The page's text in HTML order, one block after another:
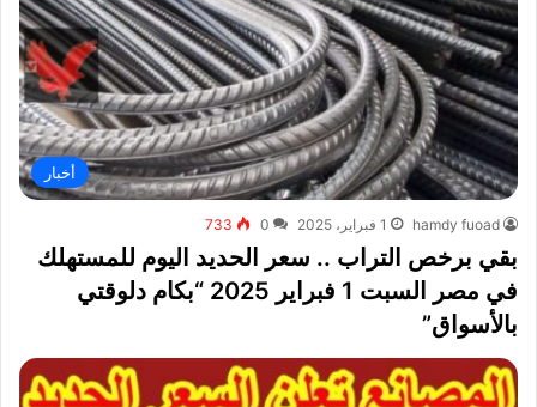
أخبار
hamdy fuoad 1 فبراير، 2025 0
733
بقي برخص التراب .. سعر الحديد اليوم للمستهلك
في مصر السبت 1 فبراير 2025 “بكام دلوقتي
بالأسواق”